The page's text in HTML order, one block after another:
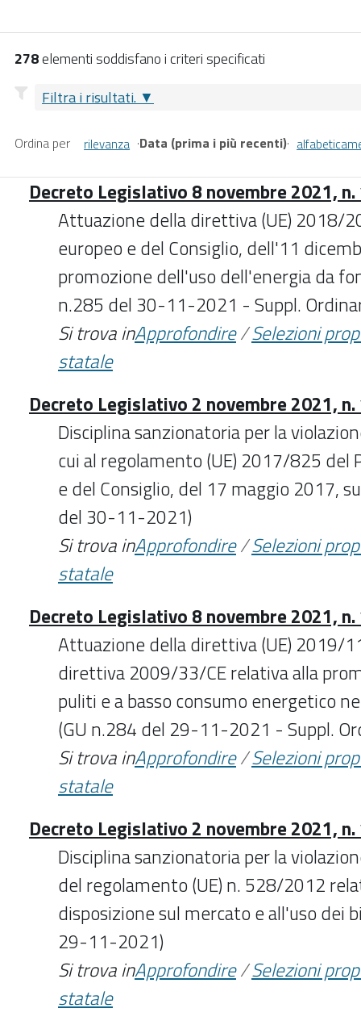
278elementi soddisfano i criteri specificati
Filtra i risultati.
Ordina per rilevanza ·Data (prima i più recenti)·
Decreto Legislativo 8 novembre 2021,
Attuazione della direttiva (UE) 2018/
europeo e del Consiglio, dell'11
promozione dell'uso dell'energia da
n.285 del 30-11-2021 - Suppl.
Si trova inApprofondire/Selezioni
statale
Decreto Legislativo 2 novembre 2021,
Disciplina sanzionatoria per la
cui al regolamento (UE) 2017/825 del
e del Consiglio, del 17 maggio 2017,
del 30-11-2021)
Si trova inApprofondire/Selezioni
statale
Decreto Legislativo 8 novembre 2021,
Attuazione della direttiva (UE) 2019/
direttiva 2009/33/CE relativa alla
puliti e a basso consumo energetico
(GU n.284 del 29-11-2021 - Suppl.
Si trova inApprofondire/Selezioni
statale
Decreto Legislativo 2 novembre 2021,
Disciplina sanzionatoria per la
del regolamento (UE) n. 528/2012
disposizione sul mercato e all'uso dei
29-11-2021)
Si trova inApprofondire/Selezioni
statale